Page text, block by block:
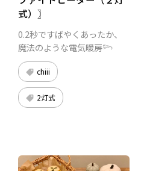
式）〗
0.2秒ですばやくあったか、
魔法のような電気暖房𓆸
chiii
2灯式